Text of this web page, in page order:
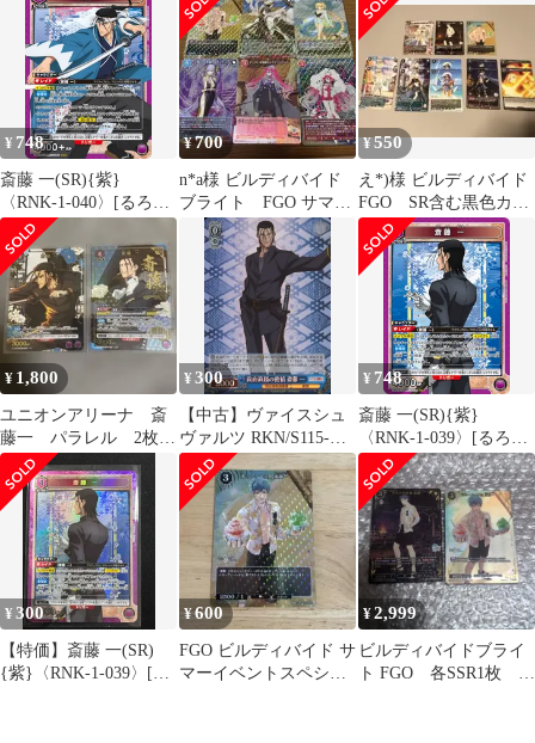
¥ 748
斎藤 一(SR){紫}
〈RNK-1-040〉[るろう
に剣心 －明治剣客浪漫
譚－]ユニオンアリーナ
¥700
n*a様 ビルディバイド
ブライト FGO サマー
イベントスペシャル
SR6枚セッ
¥550
え*)様 ビルディバイド
FGO SR含む黒色カー
ドまとめ
¥ 1,800
ユニオンアリーナ 斎
藤一 パラレル 2枚セ
ット
¥300
【中古】ヴァイスシュ
ヴァルツ RKN/S115-
077S[SR]：(ホロ)政府
直属の密偵 斎藤 一
¥ 748
斎藤 一(SR){紫}
〈RNK-1-039〉[るろう
に剣心 －明治剣客浪漫
譚－]ユニオンアリーナ
¥300
【特価】斎藤 一(SR)
{紫}〈RNK-1-039〉[る
¥600
FGO ビルディバイド サ
マーイベントスペシャ
¥2,999
ビルディバイドブライ
ト FGO 各SSR1枚 斎